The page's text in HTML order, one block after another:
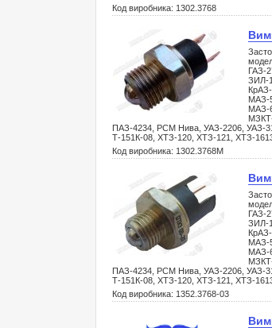
Код виробника: 1302.3768
ГАЗ-
ЗИЛ-
МАЗ-
МАЗ-
ПАЗ-4234, РСМ Нива, УАЗ-2206, УАЗ-
Т-151К-08, ХТЗ-120, ХТЗ-121, ХТЗ-
Код виробника: 1302.3768М
ГАЗ-
ЗИЛ-
МАЗ-
МАЗ-
ПАЗ-4234, РСМ Нива, УАЗ-2206, УАЗ-
Т-151К-08, ХТЗ-120, ХТЗ-121, ХТЗ-
Код виробника: 1352.3768-03